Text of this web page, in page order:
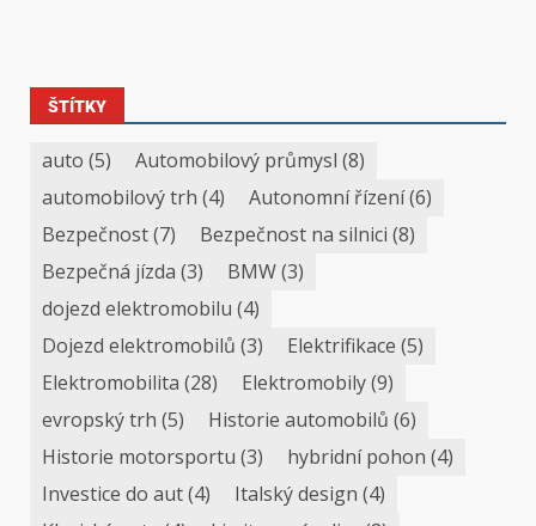
ŠTÍTKY
auto (5) Automobilový průmysl (8)
automobilový trh (4) Autonomní řízení(6)
Bezpečnost(7) Bezpečnost na silnici (8)
Bezpečná jízda (3) BMW(3)
dojezd elektromobilu (4)
Dojezd elektromobilů (3) Elektrifikace (5)
Elektromobilita (28) Elektromobily(9)
evropský trh (5) Historie automobilů (6)
Historie motorsportu (3) hybridní pohon (4)
Investice do aut(4) Italský design (4)